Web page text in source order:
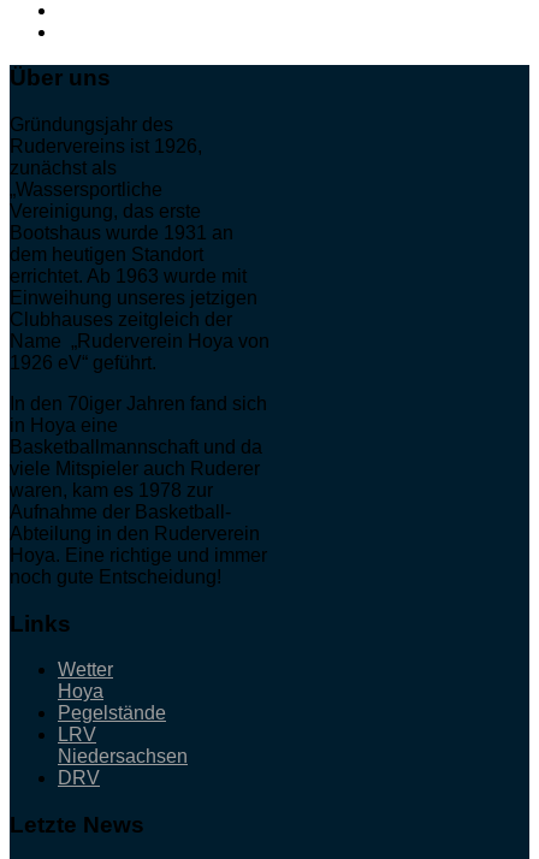
Über uns
Gründungsjahr des
Rudervereins ist 1926,
zunächst als
„Wassersportliche
Vereinigung, das erste
Bootshaus wurde 1931 an
dem heutigen Standort
errichtet. Ab 1963 wurde mit
Einweihung unseres jetzigen
Clubhauses zeitgleich der
Name „Ruderverein Hoya von
1926 eV“ geführt.
In den 70iger Jahren fand sich
in Hoya eine
Basketballmannschaft und da
viele Mitspieler auch Ruderer
waren, kam es 1978 zur
Aufnahme der Basketball-
Abteilung in den Ruderverein
Hoya. Eine richtige und immer
noch gute Entscheidung!
Links
Wetter
Hoya
Pegelstände
LRV
Niedersachsen
DRV
Letzte News